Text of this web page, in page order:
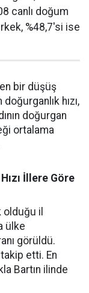
canlı doğum
%48,7'si ise
bir düşüş
hızı,
doğurgan
ortalama
İllere Göre
olduğu il
ülke
görüldü.
takip etti. En
Bartın ilinde